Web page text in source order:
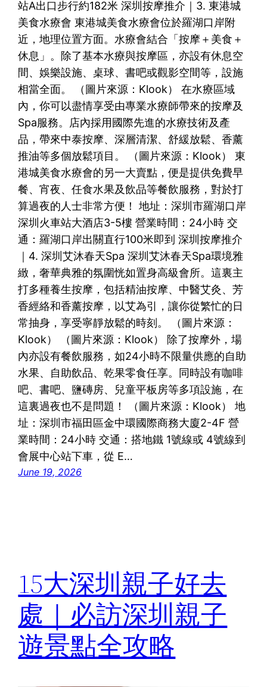
站A出口步行約182米 深圳按摩推介｜3. 東港城
美食水療會 東港城美食水療會位於羅湖口岸附
近，地理位置方面。水療會結合「按摩＋美食＋
休息」。除了基本水療與按摩區，亦設有休息空
間、娛樂設施、桌球、書吧或觀影空間等，設施
相當全面。 （圖片來源：Klook） 在水療區域
內，你可以盡情享受由專業水療師帶來的按摩及
Spa服務。店內採用國際先進的水療技術及產
品，帶來中泰按摩、深層清潔、舒緩放鬆、香薰
推油等多個放鬆項目。 （圖片來源：Klook） 東
港城美食水療會的另一大賣點，便是提供免費早
餐、宵夜、任食水果及飲品等餐飲服務，對於打
算過夜的人士非常方便！ 地址：深圳市羅湖口岸
深圳火車站大酒店3-5樓 營業時間：24小時 交
通：羅湖口岸出關直行100米即到 深圳按摩推介
｜4. 深圳艾沐春天Spa 深圳艾沐春天Spa環境雅
緻，奢華典雅的氛圍恍如置身高級會所。這裏主
打多種養生按摩，包括精油按摩、中醫艾灸、芳
香經絡和香薰按摩，以艾為引，讓你從繁忙的日
常抽身，享受寧靜放鬆的時刻。 （圖片來源：
Klook） （圖片來源：Klook） 除了按摩外，場
內亦設有餐飲服務，如24小時不限量供應的自助
水果、自助飲品、乾果零食任享。同時設有咖啡
吧、書吧、鹽磚房、兒童平板房等多項設施，在
這裏過夜也不是問題！ （圖片來源：Klook） 地
址：深圳市福田區金中環國際商務大廈2-4F 營
業時間：24小時 交通：搭地鐵 1號線或 4號線到
會展中心站下車，從 E…
June 19, 2026
15大深圳親子好去
處｜必訪深圳親子
遊景點全攻略